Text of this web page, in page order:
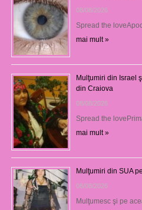
08/08/2026
Spread the
mai mult »
Mulţumiri din Israel
din Craiova
08/08/2026
Spread the
mai mult »
Mulţumiri din SUA
08/08/2026
Mulţumesc şi pe